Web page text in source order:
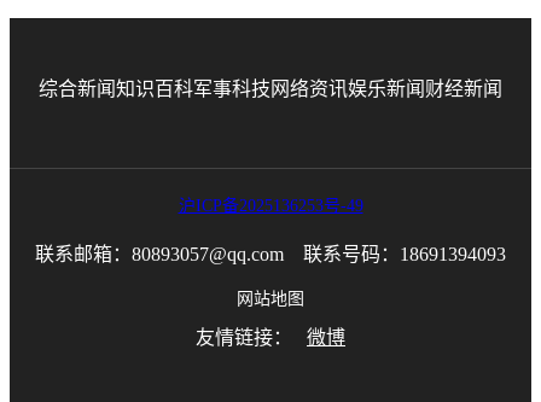
综合新闻知识百科军事科技 网络资讯娱乐新闻 财经新闻
沪ICP备2025136253号-49
联系邮箱：80893057@qq.com 联系号码：18691394093
网站地图
友情链接： 微博